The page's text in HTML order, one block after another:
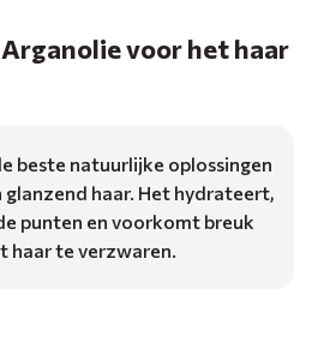
voor het haar
beste natuurlijke oplossingen
haar. Het hydrateert,
punten en voorkomt breuk
haar te verzwaren.